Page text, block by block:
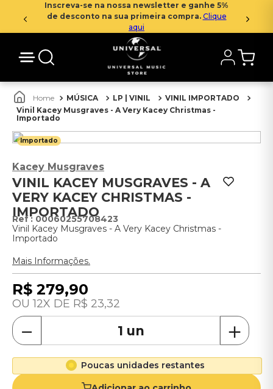
Inscreva-se na nossa newsletter e ganhe 5%
de desconto na sua primeira compra. Clique
aqui
MÚSICA LP | VINIL
VINIL IMPORTADO
Vinil Kacey Musgraves - A Very Kacey Christmas -
Importado
Importado
Kacey Musgraves
VINIL KACEY MUSGRAVES - A
VERY KACEY CHRISTMAS -
IMPORTADO
: 00060255708423
Vinil Kacey Musgraves - A Very Kacey Christmas -
Importado
Mais Informações.
R$ 279,90
12 R$ 23,32
＋
－
Poucas unidades restantes